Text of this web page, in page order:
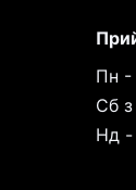
Пн -
Сб з
Нд -